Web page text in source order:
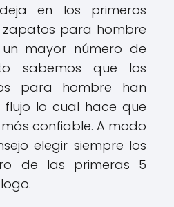
en los primeros
para hombre
mayor número de
sabemos que los
para hombre han
lo cual hace que
confiable. A modo
elegir siempre los
de las primeras 5